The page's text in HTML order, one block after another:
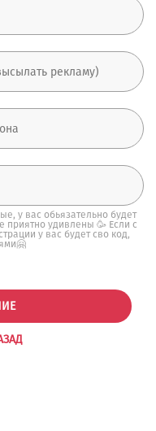
у вас обьязательно будет
приятно удивлены 🥳 Если с
у вас будет сво код,